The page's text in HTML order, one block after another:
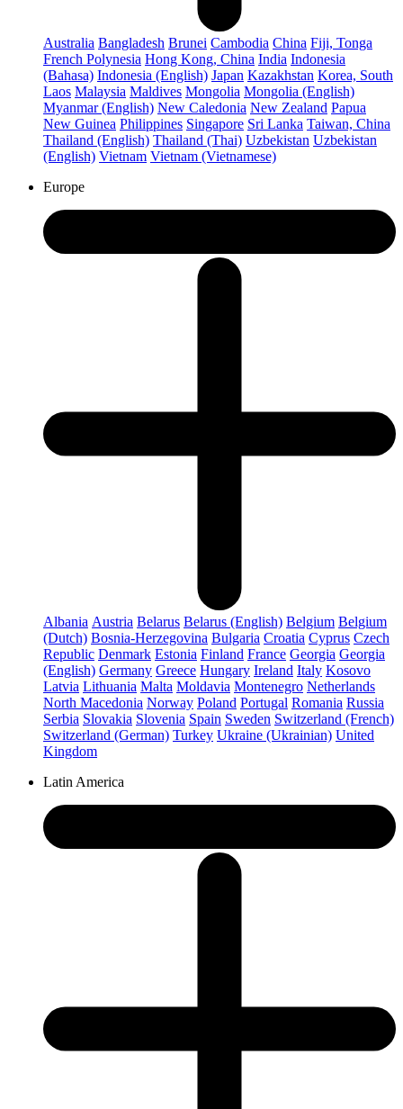
Australia Bangladesh Brunei Cambodia China Fiji, Tonga
French Polynesia Hong Kong, China India Indonesia
(Bahasa) Indonesia (English) Japan Kazakhstan Korea, South
Laos Malaysia Maldives Mongolia Mongolia (English)
Myanmar (English) New Caledonia New Zealand Papua
New Guinea Philippines Singapore Sri Lanka Taiwan, China
Thailand (English) Thailand (Thai) Uzbekistan Uzbekistan
(English) Vietnam Vietnam (Vietnamese)
Europe
Albania Austria Belarus Belarus (English) Belgium Belgium
(Dutch) Bosnia-Herzegovina Bulgaria Croatia Cyprus Czech
Republic Denmark Estonia Finland France Georgia Georgia
(English) Germany Greece Hungary Ireland Italy Kosovo
Latvia Lithuania Malta Moldavia Montenegro Netherlands
North Macedonia Norway Poland Portugal Romania Russia
Serbia Slovakia Slovenia Spain Sweden Switzerland (French)
Switzerland (German) Turkey Ukraine (Ukrainian) United
Kingdom
Latin America